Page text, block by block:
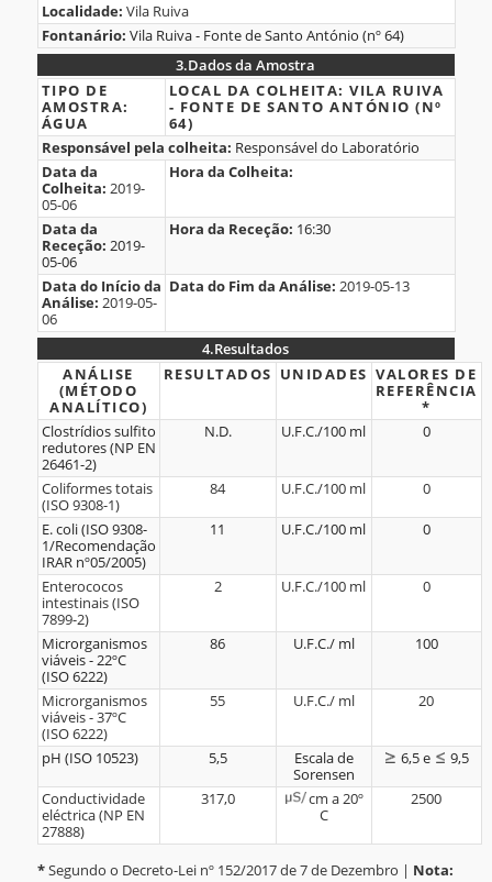
do
Fontanário
Localidade: Vila Ruiva
Fontanário: Vila Ruiva - Fonte de Santo António (nº 64)
3.Dados da Amostra
3.Dados
da
Amostra
TIPO DE
AMOSTRA:
ÁGUA
LOCAL DA COLHEITA:VILA RUIVA
- FONTE DE SANTO ANTÓNIO (Nº
64)
Responsável pela colheita: Responsável do Laboratório
Data da
Colheita: 2019-
05-06
Hora da Colheita:
Data da
Receção: 2019-
05-06
Hora da Receção: 16:30
Data do Início da
Análise: 2019-05-
06
Data do Fim da Análise: 2019-05-13
4.Resultados
4.Resultados
ANÁLISE
(MÉTODO
ANALÍTICO)
RESULTADOS UNIDADES VALORES DE
REFERÊNCIA
*
Clostrídios sulfito
redutores (NP EN
26461-2)
N.D. U.F.C./100 ml 0
Coliformes totais
(ISO 9308-1)
84 U.F.C./100 ml 0
E. coli (ISO 9308-
1/Recomendação
IRAR nº05/2005)
11 U.F.C./100 ml 0
Enterococos
intestinais (ISO
7899-2)
2 U.F.C./100 ml 0
Microrganismos
viáveis - 22ºC
(ISO 6222)
86 U.F.C./ ml 100
Microrganismos
viáveis - 37ºC
(ISO 6222)
55 U.F.C./ ml 20
pH (ISO 10523) 5,5
Escala de
Sorensen
6,5 e 9,5
Conductividade
eléctrica (NP EN
27888)
317,0
cm a 20º
C
2500
*Segundo o Decreto-Lei nº 152/2017 de 7 de Dezembro | Nota: